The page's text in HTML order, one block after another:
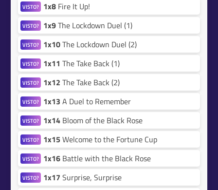
VISTO? 1x8 Fire It Up!
VISTO? 1x9The Lockdown Duel (1)
VISTO? 1x10The Lockdown Duel (2)
VISTO? 1x11 The Take Back (1)
VISTO? 1x12 The Take Back (2)
VISTO? 1x13 A Duel to Remember
VISTO? 1x14 Bloom of the Black Rose
VISTO? 1x15 Welcome to the Fortune Cup
VISTO? 1x16 Battle with the Black Rose
VISTO? 1x17 Surprise, Surprise